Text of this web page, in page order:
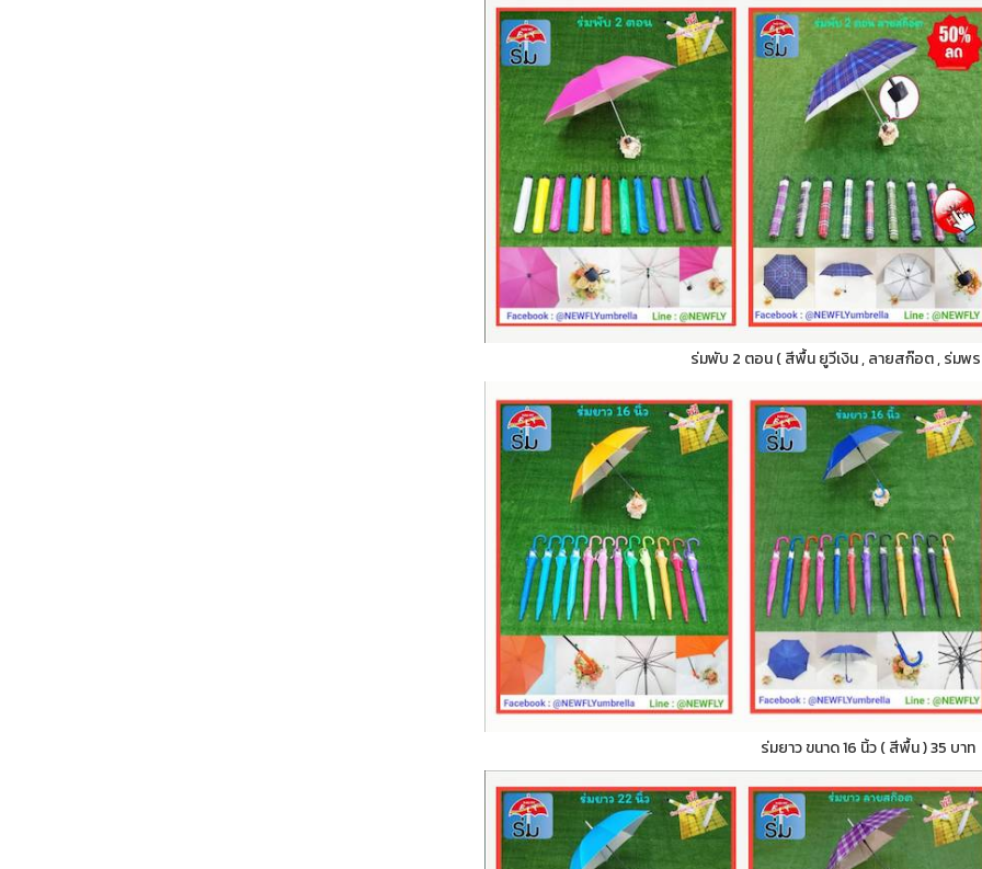
ร่มพับ 2 ตอน ( สีพื้น ยูวีเงิน , ลายสก๊อต , ร่มพร
ร่มยาว ขนาด 16 นิ้ว ( สีพื้น ) 35 บาท